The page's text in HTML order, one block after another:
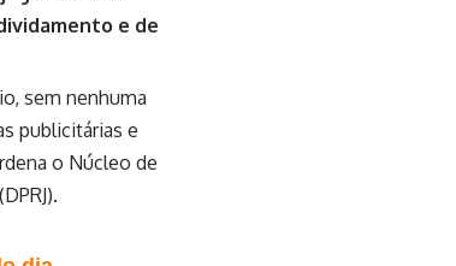
e de
sem nenhuma
publicitárias e
o Núcleo de